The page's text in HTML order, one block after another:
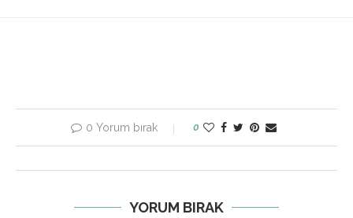
0 Yorum bırak 0
YORUM BIRAK